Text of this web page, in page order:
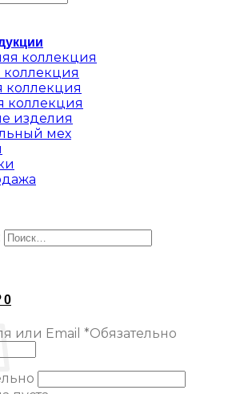
0
коллекция
коллекция
коллекция
коллекция
изделия
мех
или Email *Обязательно